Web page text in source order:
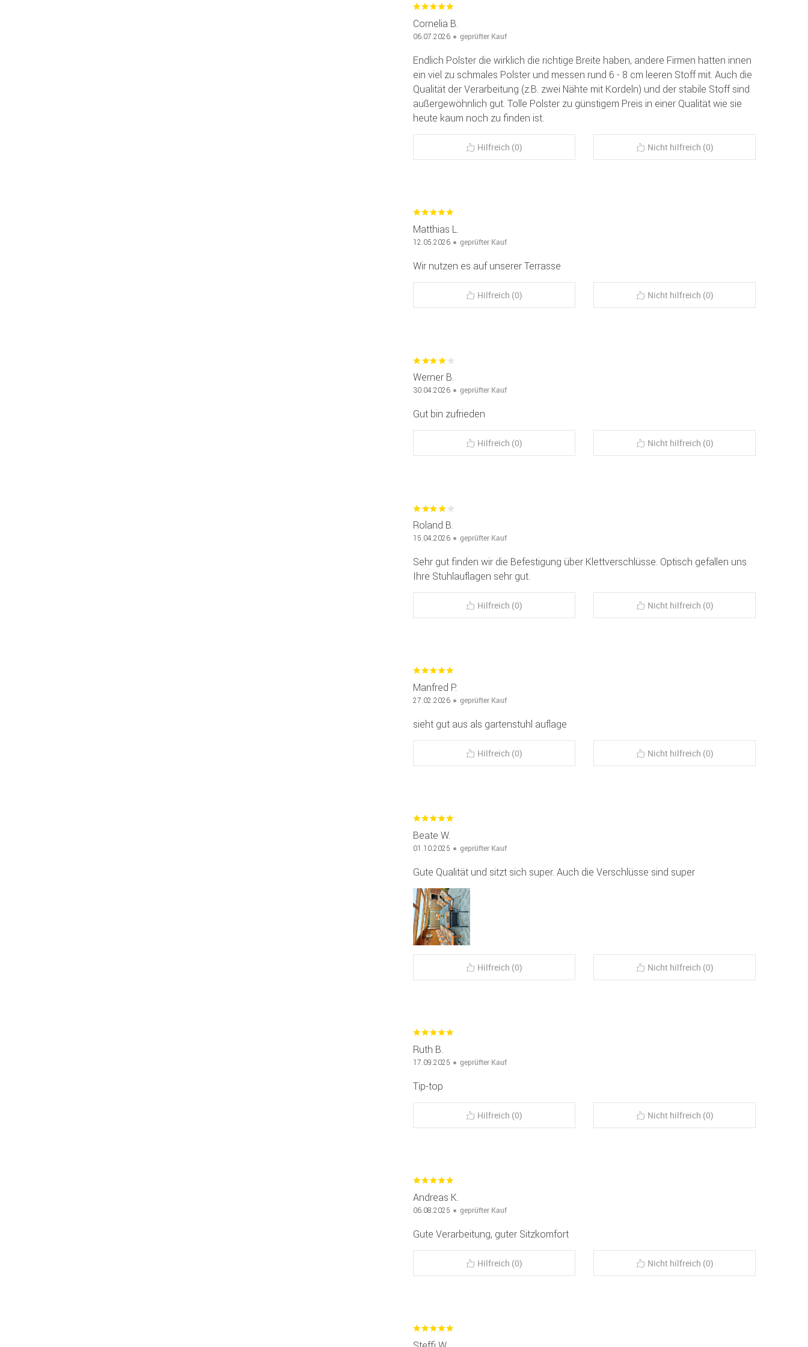
Cornelia B.
06.07.2026 geprüfter Kauf
Endlich Polster die wirklich die richtige Breite haben, andere Firmen hatten innen
ein viel zu schmales Polster und messen rund 6 - 8 cm leeren Stoff mit. Auch die
Qualität der Verarbeitung (z.B. zwei Nähte mit Kordeln) und der stabile Stoff sind
außergewöhnlich gut. Tolle Polster zu günstigem Preis in einer Qualität wie sie
heute kaum noch zu finden ist.
Hilfreich (0) Nicht hilfreich (0)
Matthias L.
12.05.2026 geprüfter Kauf
Wir nutzen es auf unserer Terrasse
Hilfreich (0) Nicht hilfreich (0)
Werner B.
30.04.2026 geprüfter Kauf
Gut bin zufrieden
Hilfreich (0) Nicht hilfreich (0)
Roland B.
15.04.2026 geprüfter Kauf
Sehr gut finden wir die Befestigung über Klettverschlüsse. Optisch gefallen uns
Ihre Stuhlauflagen sehr gut.
Hilfreich (0) Nicht hilfreich (0)
Manfred P.
27.02.2026 geprüfter Kauf
sieht gut aus als gartenstuhl auflage
Hilfreich (0) Nicht hilfreich (0)
Beate W.
01.10.2025 geprüfter Kauf
Gute Qualität und sitzt sich super. Auch die Verschlüsse sind super
Hilfreich (0) Nicht hilfreich (0)
Ruth B.
17.09.2025 geprüfter Kauf
Tip-top
Hilfreich (0) Nicht hilfreich (0)
Andreas K.
06.08.2025 geprüfter Kauf
Gute Verarbeitung, guter Sitzkomfort
Hilfreich (0) Nicht hilfreich (0)